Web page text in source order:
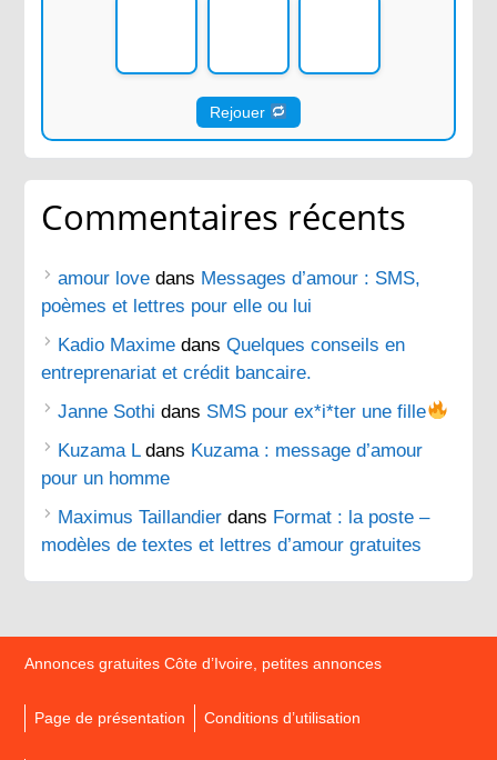
Rejouer
Commentaires récents
amour love dans Messages d’amour : SMS,
poèmes et lettres pour elle ou lui
Kadio Maxime dansQuelques conseils en
entreprenariat et crédit bancaire.
Janne Sothi dans SMS pour ex*i*ter une fille
Kuzama Ldans Kuzama : message d’amour
pour un homme
Maximus Taillandier dans Format : la poste –
modèles de textes et lettres d’amour gratuites
Annonces gratuites Côte d’Ivoire, petites annonces
Page de présentation Conditions d’utilisation